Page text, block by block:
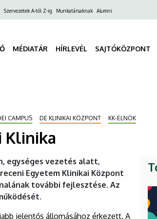
Szervezetek A-tól Z-ig Munkatársaknak Alumni
MÉDIATÁR HÍRLEVÉL SAJTÓKÖZPONT
CAMPUS DE KLINIKAI KÖZPONT KK-ELNÖK
Klinika
egységes vezetés alatt,
Egyetem Klinikai Központ
további fejlesztése. Az
jelentős állomásához érkezett. A